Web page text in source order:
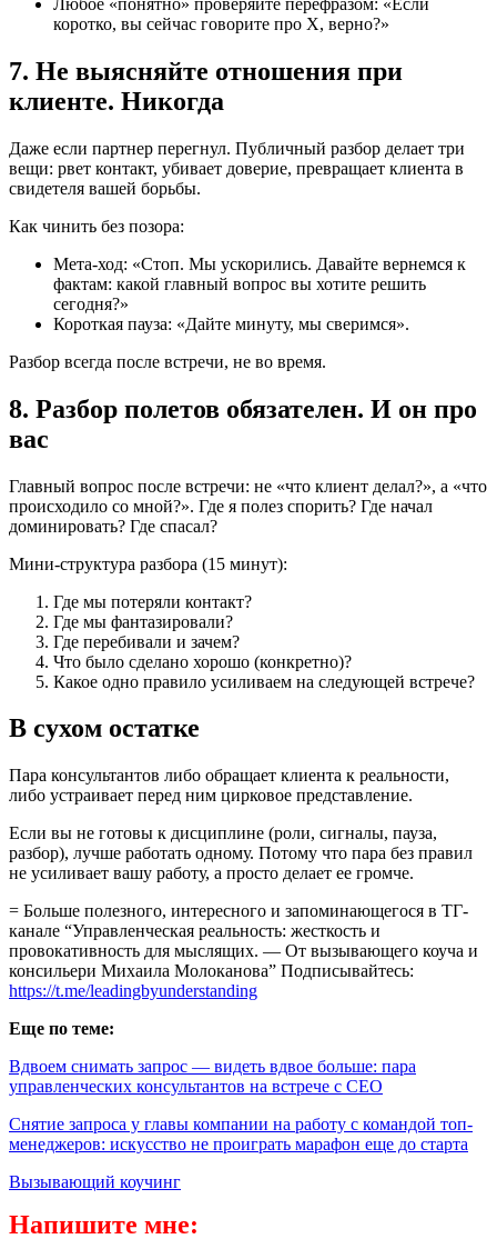
Любое «понятно» проверяйте перефразом: «Если
коротко, вы сейчас говорите про X, верно?»
7. Не выясняйте отношения при
клиенте. Никогда
Даже если партнер перегнул. Публичный разбор делает три
вещи: рвет контакт, убивает доверие, превращает клиента в
свидетеля вашей борьбы.
Как чинить без позора:
Мета-ход: «Стоп. Мы ускорились. Давайте вернемся к
фактам: какой главный вопрос вы хотите решить
сегодня?»
Короткая пауза: «Дайте минуту, мы сверимся».
Разбор всегда после встречи, не во время.
8. Разбор полетов обязателен. И он про
вас
Главный вопрос после встречи: не «что клиент делал?», а «что
происходило со мной?». Где я полез спорить? Где начал
доминировать? Где спасал?
Мини-структура разбора (15 минут):
Где мы потеряли контакт?
Где мы фантазировали?
Где перебивали и зачем?
Что было сделано хорошо (конкретно)?
Какое одно правило усиливаем на следующей встрече?
В сухом остатке
Пара консультантов либо обращает клиента к реальности,
либо устраивает перед ним цирковое представление.
Если вы не готовы к дисциплине (роли, сигналы, пауза,
разбор), лучше работать одному. Потому что пара без правил
не усиливает вашу работу, а просто делает ее громче.
= Больше полезного, интересного и запоминающегося в ТГ-
канале “Управленческая реальность: жесткость и
провокативность для мыслящих. — От вызывающего коуча и
консильери Михаила Молоканова” Подписывайтесь:
https://t.me/leadingbyunderstanding
Еще по теме:
Вдвоем снимать запрос — видеть вдвое больше: пара
управленческих консультантов на встрече с CEO
Снятие запроса у главы компании на работу с командой топ-
менеджеров: искусство не проиграть марафон еще до старта
Вызывающий коучинг
Напишите мне: